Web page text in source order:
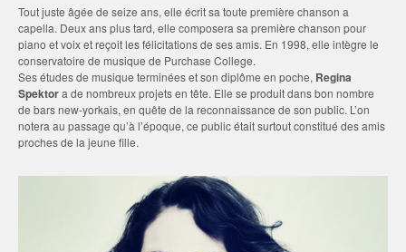
Tout juste âgée de seize ans, elle écrit sa toute première chanson a
capella. Deux ans plus tard, elle composera sa première chanson pour
piano et voix et reçoit les félicitations de ses amis. En 1998, elle intègre le
conservatoire de musique de Purchase College.
Ses études de musique terminées et son diplôme en poche, Regina
Spektora de nombreux projets en tête. Elle se produit dans bon nombre
de bars new-yorkais, en quête de la reconnaissance de son public. L’on
notera au passage qu’à l’époque, ce public était surtout constitué des amis
proches de la jeune fille.